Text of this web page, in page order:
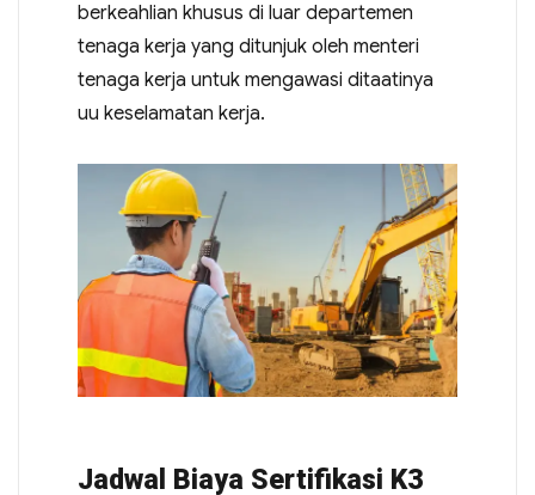
berkeahlian khusus di luar departemen
tenaga kerja yang ditunjuk oleh menteri
tenaga kerja untuk mengawasi ditaatinya
uu keselamatan kerja.
Jadwal Biaya Sertifikasi K3